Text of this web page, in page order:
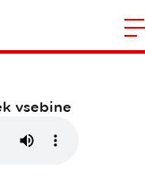
vsebine